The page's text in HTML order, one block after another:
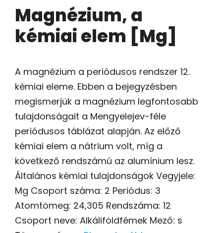
Magnézium, a
kémiai elem [Mg]
A magnézium a periódusos rendszer 12.
kémiai eleme. Ebben a bejegyzésben
megismerjük a magnézium legfontosabb
tulajdonságait a Mengyelejev-féle
periódusos táblázat alapján. Az előző
kémiai elem a nátrium volt, míg a
következő rendszámú az alumínium lesz.
Általános kémiai tulajdonságok Vegyjele:
Mg Csoport száma: 2 Periódus: 3
Atomtömeg: 24,305 Rendszáma: 12
Csoport neve: Alkáliföldfémek Mező: s